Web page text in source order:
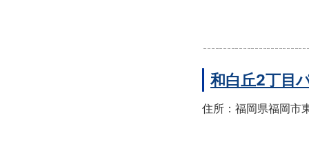
和白丘2丁目
住所：福岡県福岡市